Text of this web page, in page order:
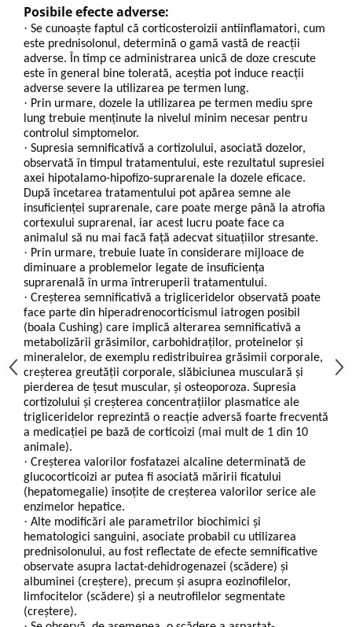
Posibile efecte adverse:
· Se cunoaște faptul că corticosteroizii antiinflamatori, cum
este prednisolonul, determină o gamă vastă de reacții
adverse. În timp ce administrarea unică de doze crescute
este în general bine tolerată, aceștia pot induce reacții
adverse severe la utilizarea pe termen lung.
· Prin urmare, dozele la utilizarea pe termen mediu spre
lung trebuie menținute la nivelul minim necesar pentru
controlul simptomelor.
· Supresia semnificativă a cortizolului, asociată dozelor,
observată în timpul tratamentului, este rezultatul supresiei
axei hipotalamo-hipofizo-suprarenale la dozele eficace.
După încetarea tratamentului pot apărea semne ale
insuficienței suprarenale, care poate merge până la atrofia
cortexului suprarenal, iar acest lucru poate face ca
animalul să nu mai facă față adecvat situațiilor stresante.
· Prin urmare, trebuie luate în considerare mijloace de
diminuare a problemelor legate de insuficiența
suprarenală în urma întreruperii tratamentului.
· Creșterea semnificativă a trigliceridelor observată poate
face parte din hiperadrenocorticismul iatrogen posibil
(boala Cushing) care implică alterarea semnificativă a
metabolizării grăsimilor, carbohidraților, proteinelor și
mineralelor, de exemplu redistribuirea grăsimii corporale,
creșterea greutății corporale, slăbiciunea musculară și
pierderea de țesut muscular, și osteoporoza. Supresia
cortizolului și creșterea concentrațiilor plasmatice ale
trigliceridelor reprezintă o reacție adversă foarte frecventă
a medicației pe bază de corticoizi (mai mult de 1 din 10
animale).
· Creșterea valorilor fosfatazei alcaline determinată de
glucocorticoizi ar putea fi asociată măririi ficatului
(hepatomegalie) însoțite de creșterea valorilor serice ale
enzimelor hepatice.
· Alte modificări ale parametrilor biochimici și
hematologici sanguini, asociate probabil cu utilizarea
prednisolonului, au fost reflectate de efecte semnificative
observate asupra lactat-dehidrogenazei (scădere) și
albuminei (creștere), precum și asupra eozinofilelor,
limfocitelor (scădere) și a neutrofilelor segmentate
(creștere).